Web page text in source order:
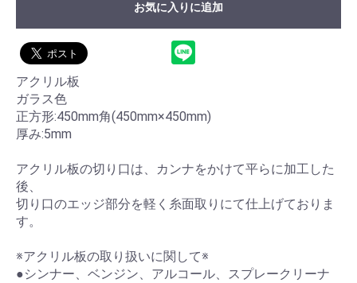
お気に入りに追加
アクリル板
ガラス色
正方形:450mm角(450mm×450mm)
厚み:5mm
アクリル板の切り口は、カンナをかけて平らに加工した
後、
切り口のエッジ部分を軽く糸面取りにて仕上げておりま
す。
※アクリル板の取り扱いに関して※
●シンナー、ベンジン、アルコール、スプレークリーナ